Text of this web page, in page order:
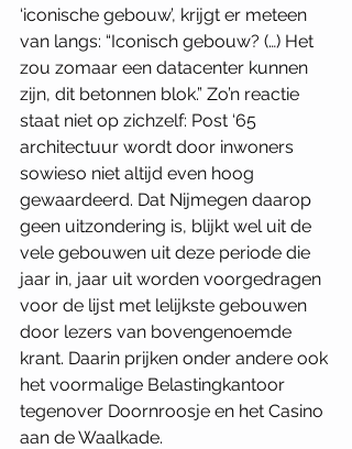
‘iconische gebouw’, krijgt er meteen
van langs: “Iconisch gebouw? (…) Het
zou zomaar een datacenter kunnen
zijn, dit betonnen blok.” Zo’n reactie
staat niet op zichzelf: Post ‘65
architectuur wordt door inwoners
sowieso niet altijd even hoog
gewaardeerd. Dat Nijmegen daarop
geen uitzondering is, blijkt wel uit de
vele gebouwen uit deze periode die
jaar in, jaar uit worden voorgedragen
voor de lijst met lelijkste gebouwen
door lezers van bovengenoemde
krant. Daarin prijken onder andere ook
het voormalige Belastingkantoor
tegenover Doornroosje en het Casino
aan de Waalkade.